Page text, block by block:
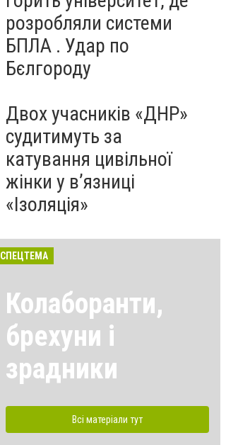
розробляли системи
БПЛА . Удар по
Бєлгороду
Двох учасників «ДНР»
судитимуть за
катування цивільної
жінки у в’язниці
«Ізоляція»
СПЕЦТЕМА
Колаборанти,
брехуни і
зрадники
Всі матеріали тут